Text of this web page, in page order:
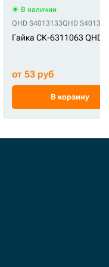
CGR Размер 70 X 1.5
В наличии
QHD S4013133QHD
Гайка СК-6311063 QHD
от 53 руб
В корзину